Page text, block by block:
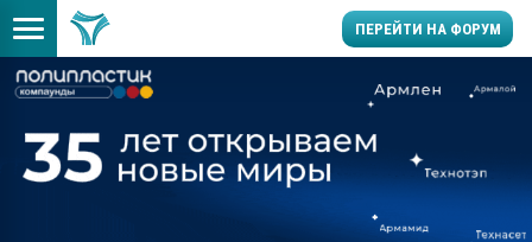
ПЕРЕЙТИ НА ФОРУМ
производство SPC
заводу пластмасс"